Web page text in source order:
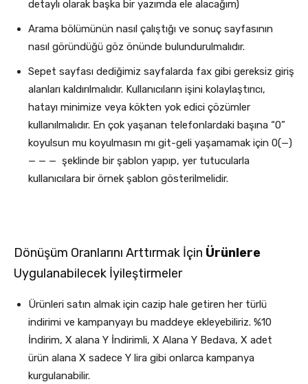
detaylı olarak başka bir yazımda ele alacağım)
Arama bölümünün nasıl çalıştığı ve sonuç sayfasının
nasıl göründüğü göz önünde bulundurulmalıdır.
Sepet sayfası dediğimiz sayfalarda fax gibi gereksiz giriş
alanları kaldırılmalıdır. Kullanıcıların işini kolaylaştırıcı,
hatayı minimize veya kökten yok edici çözümler
kullanılmalıdır. En çok yaşanan telefonlardaki başına “0”
koyulsun mu koyulmasın mı git-geli yaşamamak için 0(—)
— — — şeklinde bir şablon yapıp, yer tutucularla
kullanıcılara bir örnek şablon gösterilmelidir.
Dönüşüm Oranlarını Arttırmak İçin Ürünlere
Uygulanabilecek İyileştirmeler
Ürünleri satın almak için cazip hale getiren her türlü
indirimi ve kampanyayı bu maddeye ekleyebiliriz. %10
İndirim, X alana Y İndirimli, X Alana Y Bedava, X adet
ürün alana X sadece Y lira gibi onlarca kampanya
kurgulanabilir.